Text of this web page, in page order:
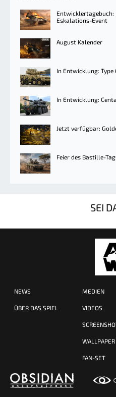
Entwicklertagebuch:
Eskalations-Event
August Kalender
In Entwicklung: Type
In Entwicklung:
Jetzt verfügbar:
Feier des Bastille-
SEI
NEWS
ÜBER DAS SPIEL
MEDIEN
VIDEOS
WALLPAPER
FAN-SET